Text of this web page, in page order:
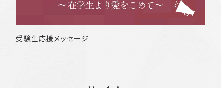
受験生応援メッセージ